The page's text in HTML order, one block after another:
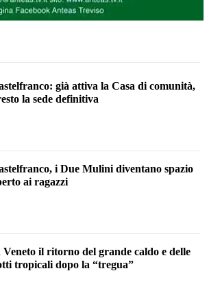
già attiva la Casa di comunità,
la sede definitiva
i Due Mulini diventano spazio
ai ragazzi
Veneto il ritorno del grande caldo e delle
tropicali dopo la “tregua”